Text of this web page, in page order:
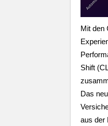
Mit den
Shift
Das
aus der